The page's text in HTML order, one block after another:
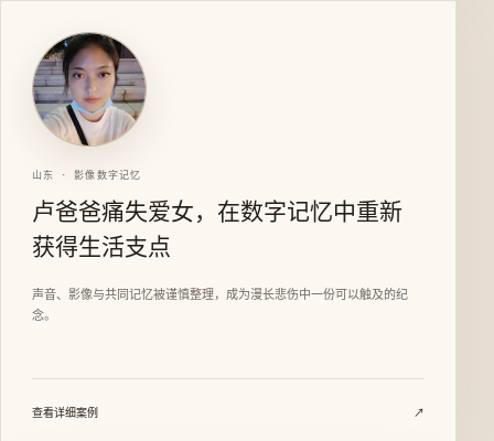
山东 · 影像数字记忆
卢爸爸痛失爱女，在数字记忆中重新
获得生活支点
声音、影像与共同记忆被谨慎整理，成为漫长悲伤中一份可以触及的纪
念。
查看详细案例 ↗